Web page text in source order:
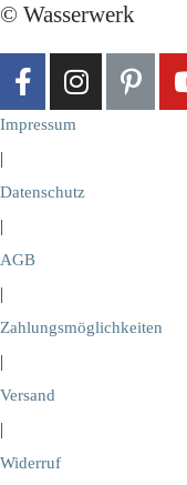
© Wasserwerk
Impressum
|
Datenschutz
|
AGB
|
Zahlungsmöglichkeiten
|
Versand
|
Widerruf